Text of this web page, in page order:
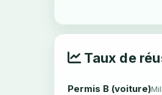
Taux de
Permis B (voiture)